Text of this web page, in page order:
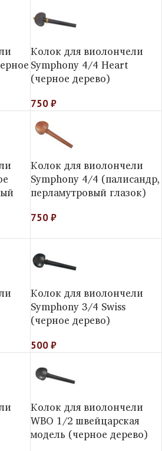
Колок для виолончели
Symphony 4/4 Heart
(черное дерево)
750₽
Колок для виолончели
Symphony 4/4 (палисандр,
перламутровый глазок)
750₽
Колок для виолончели
Symphony 3/4 Swiss
(черное дерево)
500₽
Колок для виолончели
WBO 1/2 швейцарская
модель (черное дерево)